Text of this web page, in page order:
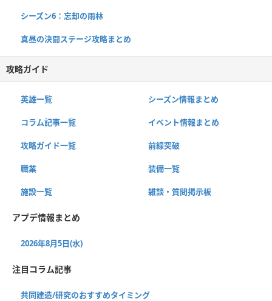
シーズン6：忘却の雨林
真昼の決闘ステージ攻略まとめ
攻略ガイド
英雄一覧 シーズン情報まとめ
コラム記事一覧 イベント情報まとめ
攻略ガイド一覧 前線突破
職業 装備一覧
施設一覧 雑談・質問掲示板
アプデ情報まとめ
2026年8月5日(水)
注目コラム記事
共同建造/研究のおすすめタイミング